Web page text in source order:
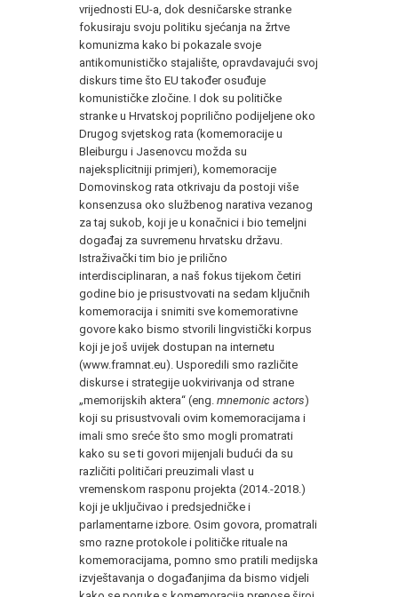
vrijednosti EU-a, dok desničarske stranke
fokusiraju svoju politiku sjećanja na žrtve
komunizma kako bi pokazale svoje
antikomunističko stajalište, opravdavajući svoj
diskurs time što EU također osuđuje
komunističke zločine. I dok su političke
stranke u Hrvatskoj poprilično podijeljene oko
Drugog svjetskog rata (komemoracije u
Bleiburgu i Jasenovcu možda su
najeksplicitniji primjeri), komemoracije
Domovinskog rata otkrivaju da postoji više
konsenzusa oko službenog narativa vezanog
za taj sukob, koji je u konačnici i bio temeljni
događaj za suvremenu hrvatsku državu.
Istraživački tim bio je prilično
interdisciplinaran, a naš fokus tijekom četiri
godine bio je prisustvovati na sedam ključnih
komemoracija i snimiti sve komemorativne
govore kako bismo stvorili lingvistički korpus
koji je još uvijek dostupan na internetu
(www.framnat.eu). Usporedili smo različite
diskurse i strategije uokvirivanja od strane
„memorijskih aktera“ (eng. mnemonic actors)
koji su prisustvovali ovim komemoracijama i
imali smo sreće što smo mogli promatrati
kako su se ti govori mijenjali budući da su
različiti političari preuzimali vlast u
vremenskom rasponu projekta (2014.-2018.)
koji je uključivao i predsjedničke i
parlamentarne izbore. Osim govora, promatrali
smo razne protokole i političke rituale na
komemoracijama, pomno smo pratili medijska
izvještavanja o događanjima da bismo vidjeli